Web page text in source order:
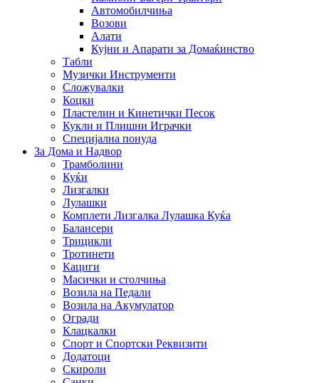
Автомобилчиња
Возови
Алати
Кујни и Апарати за Домаќинство
Табли
Музички Инструменти
Сложувалки
Коцки
Пластелин и Кинетички Песок
Кукли и Плишни Играчки
Специјална понуда
За Дома и Надвор
Трамболини
Куќи
Лизгалки
Лулашки
Комплети Лизгалка Лулашка Куќа
Балансери
Трицикли
Тротинети
Кациги
Mасички и столчиња
Возила на Педали
Возила на Акумулатор
Огради
Клацкалки
Спорт и Спортски Реквизити
Додатоци
Скироли